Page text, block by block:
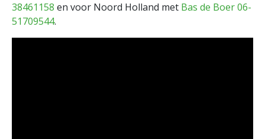
38461158 en voor Noord Holland met Bas de Boer06-
51709544.